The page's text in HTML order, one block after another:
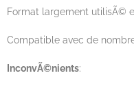
Format largement utilisÃ©
Compatible avec de
InconvÃ©nients: